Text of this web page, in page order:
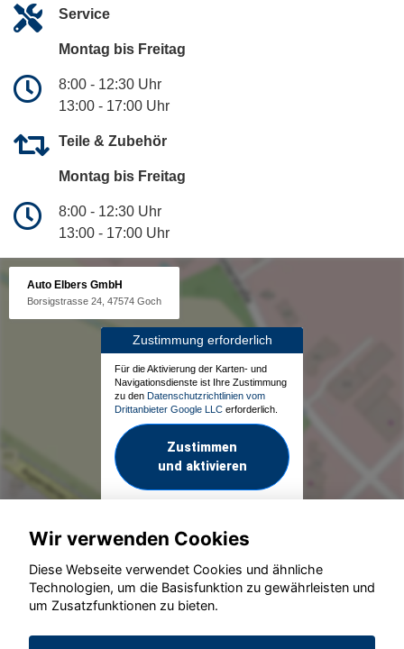
Service
Montag bis Freitag
8:00 - 12:30 Uhr
13:00 - 17:00 Uhr
Teile & Zubehör
Montag bis Freitag
8:00 - 12:30 Uhr
13:00 - 17:00 Uhr
Auto Elbers GmbH
Borsigstrasse 24, 47574 Goch
Zustimmung erforderlich
Für die Aktivierung der Karten- und
Navigationsdienste ist Ihre Zustimmung
zu den Datenschutzrichtlinien vom
Drittanbieter Google LLC erforderlich.
Zustimmen
und aktivieren
© konjunkturmotor.de GmbH 2020 - 2026
Wir verwenden Cookies
Diese Webseite verwendet Cookies und ähnliche
Technologien, um die Basisfunktion zu gewährleisten und
um Zusatzfunktionen zu bieten.